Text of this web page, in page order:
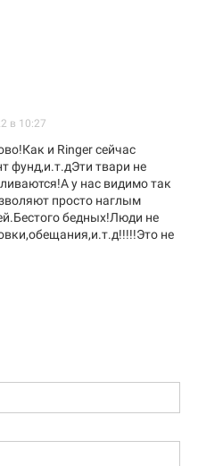
в 10:27
и Ringer сейчас
фунд,и.т.дЭти твари не
у нас видимо так
просто наглым
бедных!Люди не
не